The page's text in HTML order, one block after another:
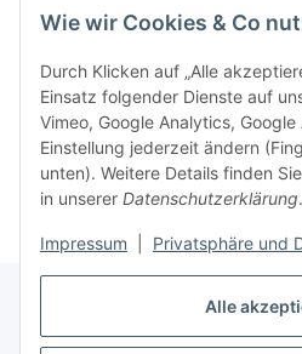
Alle
Wie wir Cookies & Co
Durch Klicken auf „Alle
Einsatz folgender Dienste auf
Vimeo, Google Analytics,
Einstellung jederzeit ändern
unten). Weitere Details finden
in unserer Datenschutzerklärung.
Impressum Privatsphäre und